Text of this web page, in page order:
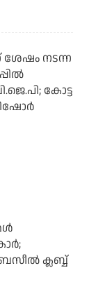
ശേഷം നടന്ന
കോട്ട
ക്ലബ്ബ്